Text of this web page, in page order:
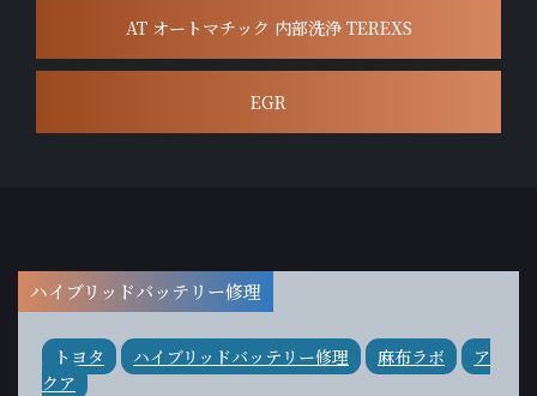
AT オートマチック 内部洗浄 TEREXS
EGR
ハイブリッドバッテリー修理
トヨタ ハイブリッドバッテリー修理 麻布ラボ
ア
クア